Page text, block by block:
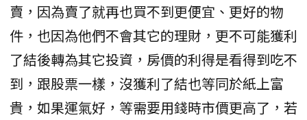
賣，因為賣了就再也買不到更便宜、更好的物
件，也因為他們不會其它的理財，更不可能獲利
了結後轉為其它投資，房價的利得是看得到吃不
到，跟股票一樣，沒獲利了結也等同於紙上富
貴，如果運氣好，等需要用錢時市價更高了，若